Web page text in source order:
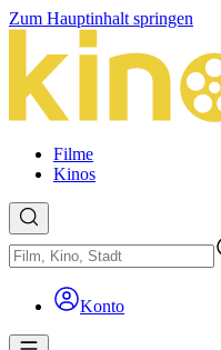
Zum Hauptinhalt springen
Filme
Kinos
Konto